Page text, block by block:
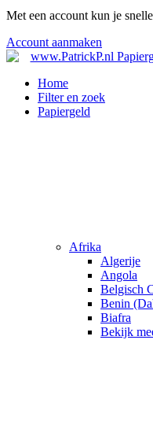
Met een account kun je
Account aanmaken
Home
Filter en zoek
Papiergeld
Afrika
Algerije
Angola
Belgisch
Benin
Biafra
Bekijk